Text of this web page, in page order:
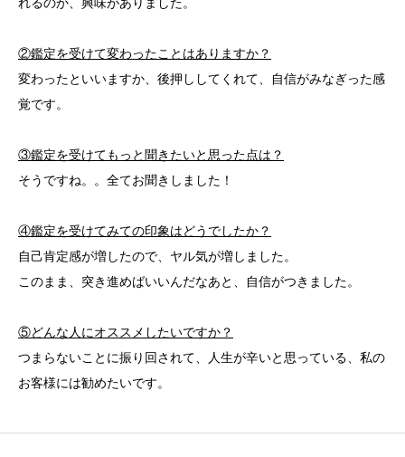
れるのか、興味がありました。
②鑑定を受けて変わったことはありますか？
変わったといいますか、後押ししてくれて、自信がみなぎった感
覚です。
③鑑定を受けてもっと聞きたいと思った点は？
そうですね。。全てお聞きしました！
④鑑定を受けてみての印象はどうでしたか？
自己肯定感が増したので、ヤル気が増しました。
このまま、突き進めばいいんだなあと、自信がつきました。
⑤どんな人にオススメしたいですか？
つまらないことに振り回されて、人生が辛いと思っている、私の
お客様には勧めたいです。